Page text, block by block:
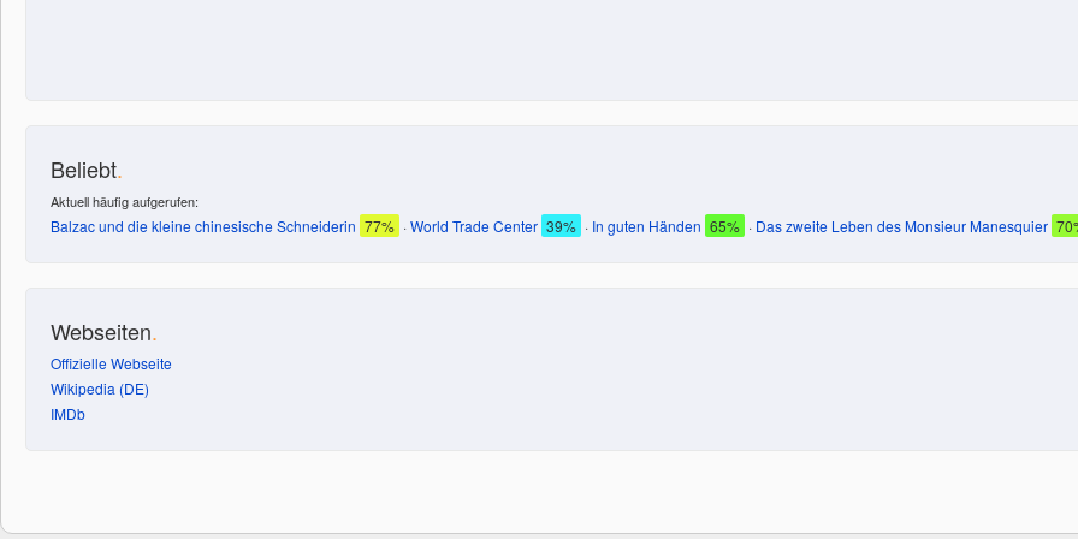
Beliebt.
Aktuell häufig aufgerufen:
Balzac und die kleine chinesische Schneiderin 77% ·World Trade Center 39% · In guten Händen 65% · Das zweite Leben des Monsieur Manesquier
Webseiten.
Offizielle Webseite
Wikipedia (DE)
IMDb